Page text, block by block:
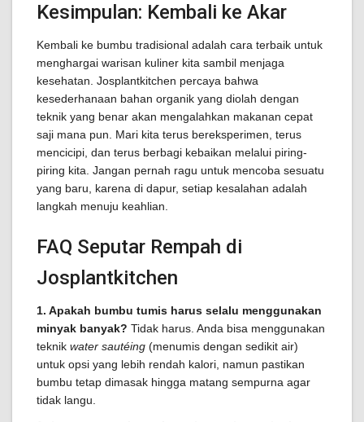
Kesimpulan: Kembali ke Akar
Kembali ke bumbu tradisional adalah cara terbaik untuk
menghargai warisan kuliner kita sambil menjaga
kesehatan. Josplantkitchen percaya bahwa
kesederhanaan bahan organik yang diolah dengan
teknik yang benar akan mengalahkan makanan cepat
saji mana pun. Mari kita terus bereksperimen, terus
mencicipi, dan terus berbagi kebaikan melalui piring-
piring kita. Jangan pernah ragu untuk mencoba sesuatu
yang baru, karena di dapur, setiap kesalahan adalah
langkah menuju keahlian.
FAQ Seputar Rempah di
Josplantkitchen
1. Apakah bumbu tumis harus selalu menggunakan
minyak banyak? Tidak harus. Anda bisa menggunakan
teknik water sautéing (menumis dengan sedikit air)
untuk opsi yang lebih rendah kalori, namun pastikan
bumbu tetap dimasak hingga matang sempurna agar
tidak langu.